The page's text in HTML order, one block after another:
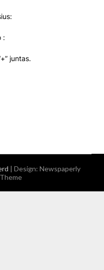
:
juntas.
| Design: Newspaperly